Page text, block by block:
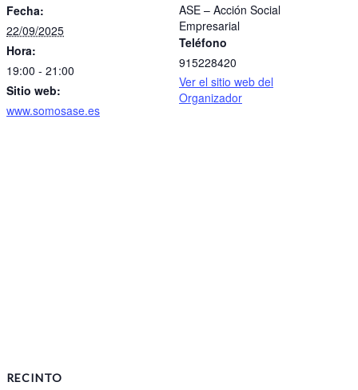
Fecha:
22/09/2025
Hora:
19:00 - 21:00
Sitio web:
www.somosase.es
ASE – Acción Social
Empresarial
Teléfono
915228420
Ver el sitio web del
Organizador
RECINTO